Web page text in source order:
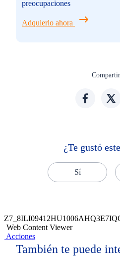
preocupaciones
Adquierlo ahora
¿Te gustó
Sí
Web Content Viewer
Acciones
También te puede